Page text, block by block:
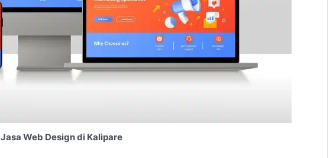
Jasa Web Design di Kalipare